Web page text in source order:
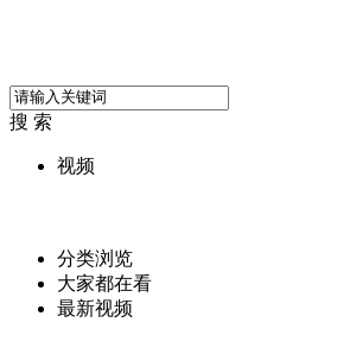
搜 索
视频
分类浏览
大家都在看
最新视频